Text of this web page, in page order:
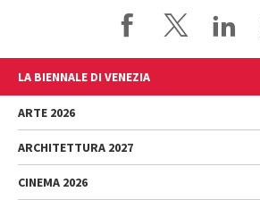
LA BIENNALE DI VENEZIA
L'Istituzione
Cariche istituzionali
Storia
Luoghi
ARTE 2026
Esposizione
ARCHITETTURA 2027
Mostra
CINEMA 2026